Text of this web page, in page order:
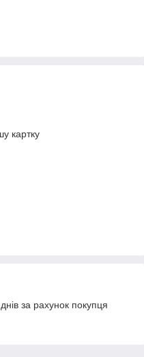
картку
за рахунок покупця